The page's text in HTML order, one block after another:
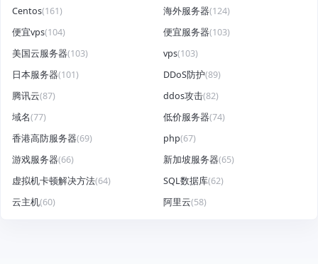
Centos(161) 海外服务器(124)
便宜vps(104) 便宜服务器(103)
美国云服务器(103) vps(103)
日本服务器(101) DDoS防护(89)
腾讯云(87) ddos攻击(82)
域名(77) 低价服务器(74)
香港高防服务器(69) php(67)
游戏服务器(66) 新加坡服务器(65)
虚拟机卡顿解决方法(64) SQL数据库(62)
云主机(60) 阿里云(58)